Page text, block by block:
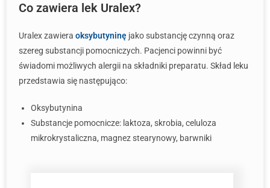
Co zawiera lek Uralex?
Uralex zawiera oksybutyninę jako substancję czynną oraz
szereg substancji pomocniczych. Pacjenci powinni być
świadomi możliwych alergii na składniki preparatu. Skład leku
przedstawia się następująco:
Oksybutynina
Substancje pomocnicze: laktoza, skrobia, celuloza
mikrokrystaliczna, magnez stearynowy, barwniki